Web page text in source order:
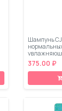
Шампунь CJ
375.00 ₽